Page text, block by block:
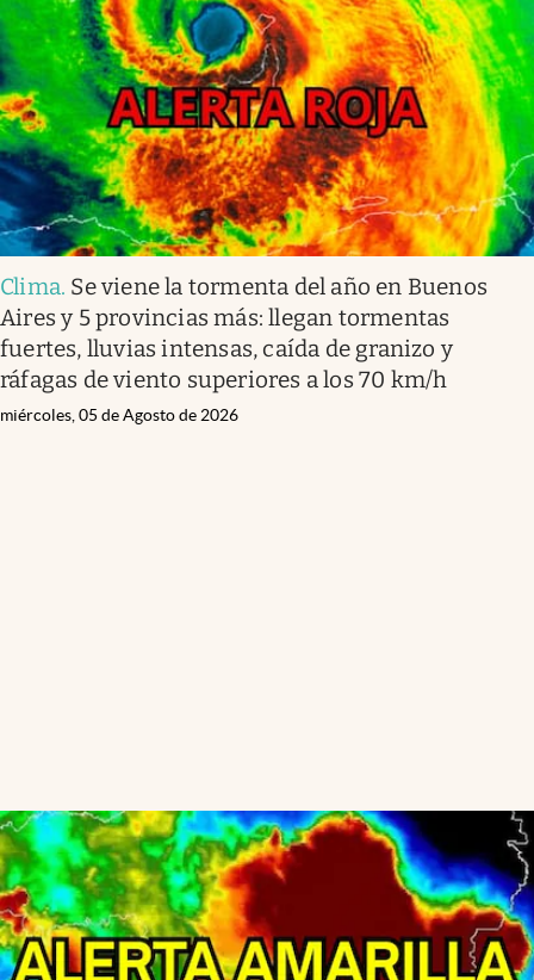
Clima. Se viene la tormenta del año en Buenos
Aires y 5 provincias más: llegan tormentas
fuertes, lluvias intensas, caída de granizo y
ráfagas de viento superiores a los 70 km/h
miércoles, 05 de Agosto de 2026